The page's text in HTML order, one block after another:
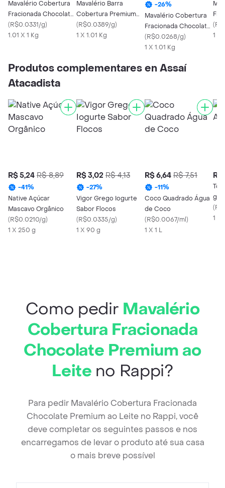
Mavalério Cobertura
Fracionada Chocolate
Blend Premium
(R$0.0331/g)
1.01 X 1 Kg
Mavalério Barra
Cobertura Premium
Chocolate Meio
Amargo
(R$0.0389/g)
1 X 1.01 Kg
-26%
Mavalério Cobertura
Fracionada Chocolate
Branco Premium
(R$0.0268/g)
1 X 1.01 Kg
(
1 X
Produtos complementares en Assaí
Atacadista
R$ 5,24 R$ 8,89
-41%
Native Açúcar
Mascavo Orgânico
(R$0.0210/g)
1 X 250 g
R$ 3,02 R$ 4,13
-27%
Vigor Grego Iogurte
Sabor Flocos
(R$0.0335/g)
1 X 90 g
R$ 6,64 R$ 7,51
-11%
Coco Quadrado Água
de Coco
(R$0.0067/ml)
1 X 1 L
R$
g
(
1 X
Como pedir Mavalério
Cobertura Fracionada
Chocolate Premium ao
Leite no Rappi?
Para pedir Mavalério Cobertura Fracionada
Chocolate Premium ao Leite no Rappi, você
deve completar os seguintes passos e nos
encarregamos de levar o produto até sua casa
o mais breve possível